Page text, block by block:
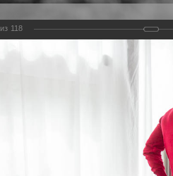
Версия для
из 118